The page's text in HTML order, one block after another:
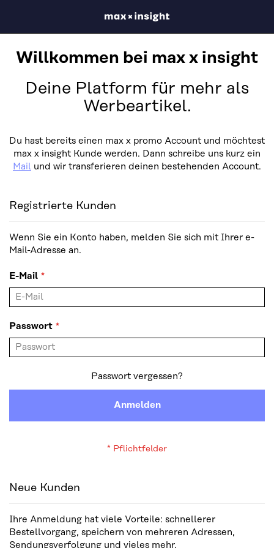
Willkommen bei max x insight
Deine Platform für mehr als
Werbeartikel.
Du hast bereits einen max x promo Account und möchtest
max x insight Kunde werden. Dann schreibe uns kurz ein
Mail und wir transferieren deinen bestehenden Account.
Registrierte Kunden
Wenn Sie ein Konto haben, melden Sie sich mit Ihrer e-
Mail-Adresse an.
E-Mail
Passwort
Passwort vergessen?
Anmelden
Neue Kunden
Ihre Anmeldung hat viele Vorteile: schnellerer
Bestellvorgang, speichern von mehreren Adressen,
Sendungsverfolgung und vieles mehr.